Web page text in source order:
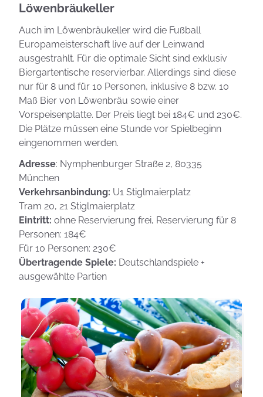
Löwenbräukeller
Auch im Löwenbräukeller wird die Fußball
Europameisterschaft live auf der Leinwand
ausgestrahlt. Für die optimale Sicht sind exklusiv
Biergartentische reservierbar. Allerdings sind diese
nur für 8 und für 10 Personen, inklusive 8 bzw. 10
Maß Bier von Löwenbräu sowie einer
Vorspeisenplatte. Der Preis liegt bei 184€ und 230€.
Die Plätze müssen eine Stunde vor Spielbeginn
eingenommen werden.
Adresse: Nymphenburger Straße 2, 80335
München
Verkehrsanbindung: U1 Stiglmaierplatz
Tram 20, 21 Stiglmaierplatz
Eintritt: ohne Reservierung frei, Reservierung für 8
Personen: 184€
Für 10 Personen: 230€
Übertragende Spiele: Deutschlandspiele +
ausgewählte Partien
Photo: hlphoto von Getty Images